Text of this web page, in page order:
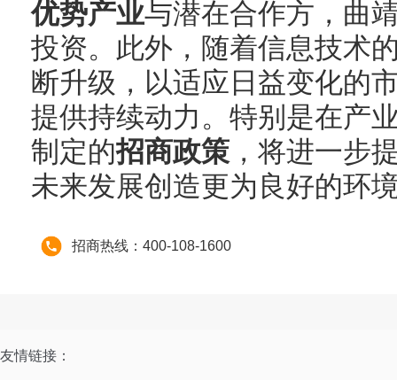
优势产业与潜在合作方，曲
投资。此外，随着信息技术
断升级，以适应日益变化的
提供持续动力。特别是在产
制定的招商政策 ，将进一步
未来发展创造更为良好的环
招商热线：400-108-1600
友情链接：